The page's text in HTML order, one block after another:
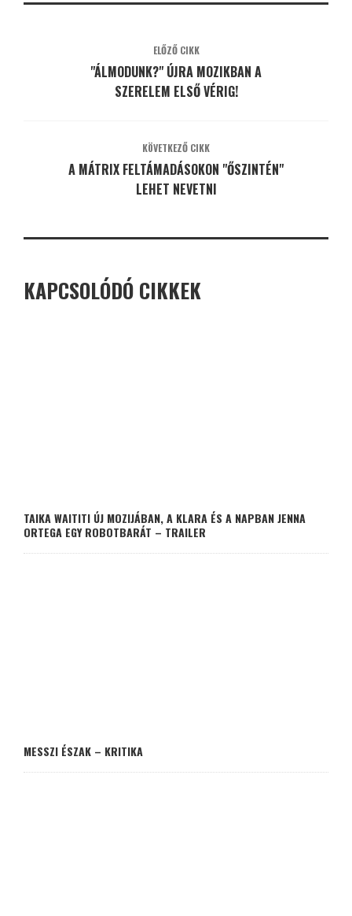
ELŐZŐ CIKK
"ÁLMODUNK?" ÚJRA MOZIKBAN A
SZERELEM ELSŐ VÉRIG!
KÖVETKEZŐ CIKK
A MÁTRIX FELTÁMADÁSOKON "ŐSZINTÉN"
LEHET NEVETNI
KAPCSOLÓDÓ CIKKEK
TAIKA WAITITI ÚJ MOZIJÁBAN, A KLARA ÉS A NAPBAN JENNA
ORTEGA EGY ROBOTBARÁT – TRAILER
MESSZI ÉSZAK – KRITIKA